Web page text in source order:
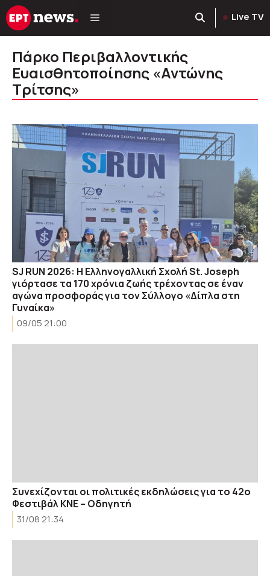
Μετάβαση
σε
Live TV
Πάρκο Περιβαλλοντικής
Ευαισθητοποίησης «Αντώνης
Τρίτσης»
SJ RUN 2026: Η Ελληνογαλλική Σχολή St. Joseph
γιόρτασε τα 170 χρόνια ζωής τρέχοντας σε έναν
αγώνα προσφοράς για τον Σύλλογο «Δίπλα στη
Γυναίκα»
09/05 21:00
Συνεχίζονται οι πολιτικές εκδηλώσεις για το 42ο
Φεστιβάλ ΚΝΕ – Οδηγητή
31/08 21:34